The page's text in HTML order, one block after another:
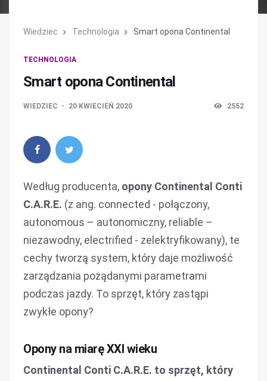
Wiedziec Technologia Smart opona Continental
TECHNOLOGIA
Smart opona Continental
WIEDZIEC 20 KWIECIEŃ 2020 2552
Według producenta, opony Continental Conti
C.A.R.E. (z ang. connected - połączony,
autonomous – autonomiczny, reliable –
niezawodny, electrified - zelektryfikowany), te
cechy tworzą system, który daje możliwość
zarządzania pożądanymi parametrami
podczas jazdy. To sprzęt, który zastąpi
zwykłe opony?
Opony na miarę XXI wieku
Continental Conti C.A.R.E. to sprzęt, który